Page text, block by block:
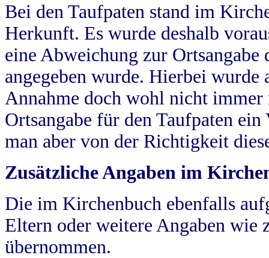
Bei den Taufpaten stand im
Herkunft. Es wurde deshalb
eine Abweichung zur
angegeben wurde. Hierbei wurde
Annahme doch wohl nicht
Ortsangabe für den Taufpaten
man aber von der Richtigkeit
Zusätzliche Angaben im
Die im Kirchenbuch ebenfalls
Eltern oder weitere Angaben wie
übernommen.